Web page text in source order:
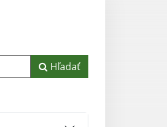
Hľadať